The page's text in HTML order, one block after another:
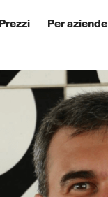
Prezzi Per aziende